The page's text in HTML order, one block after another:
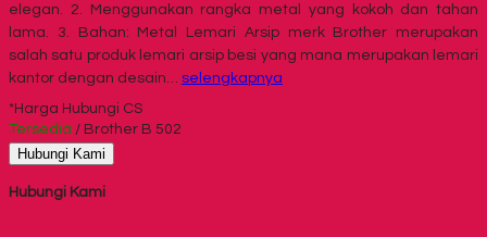
elegan. 2. Menggunakan rangka metal yang kokoh dan tahan
lama. 3. Bahan: Metal Lemari Arsip merk Brother merupakan
salah satu produk lemari arsip besi yang mana merupakan lemari
kantor dengan desain… selengkapnya
*Harga Hubungi CS
Tersedia / Brother B 502
Hubungi Kami
Hubungi Kami